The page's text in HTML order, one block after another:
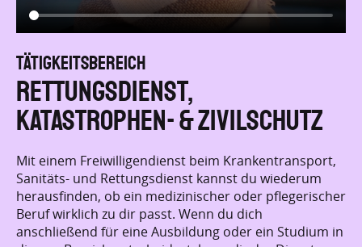
TÄTIGKEITSBEREICH
Sport
für Sport mit sozialem Engagement verbinden. Bei
einem Dienst in der sportlichen Jugendarbeit betreust
du vorwiegend Kinder und Jugendliche. Außerdem
bekommst du auch Einblicke in die pädagogische
Arbeit.